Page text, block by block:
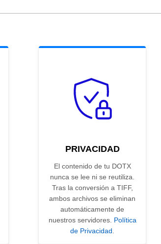
PRIVACIDAD
El contenido de tu DOTX
nunca se lee ni se reutiliza.
Tras la conversión a TIFF,
ambos archivos se eliminan
automáticamente de
nuestros servidores. Política
de Privacidad